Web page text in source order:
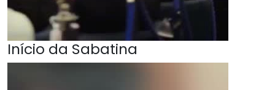
Início da Sabatina